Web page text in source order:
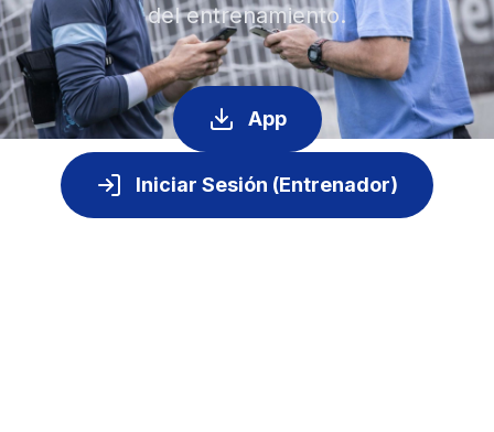
del entrenamiento.
App
Iniciar Sesión (Entrenador)